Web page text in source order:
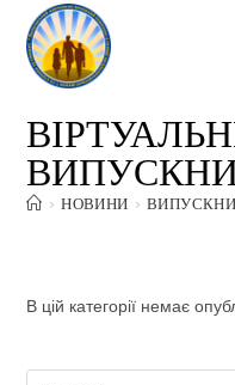
Перейти
вмісту
> НОВИНИ >
В цій категорії немає